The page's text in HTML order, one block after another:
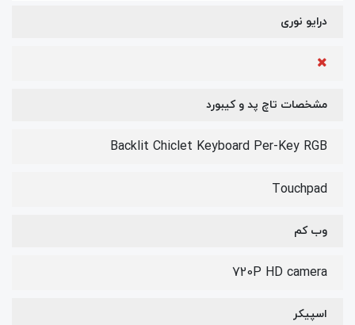
درایو نوری
مشخصات تاچ پد و کیبورد
Backlit Chiclet Keyboard Per-Key RGB
Touchpad
وب کم
720P HD camera
اسپیکر